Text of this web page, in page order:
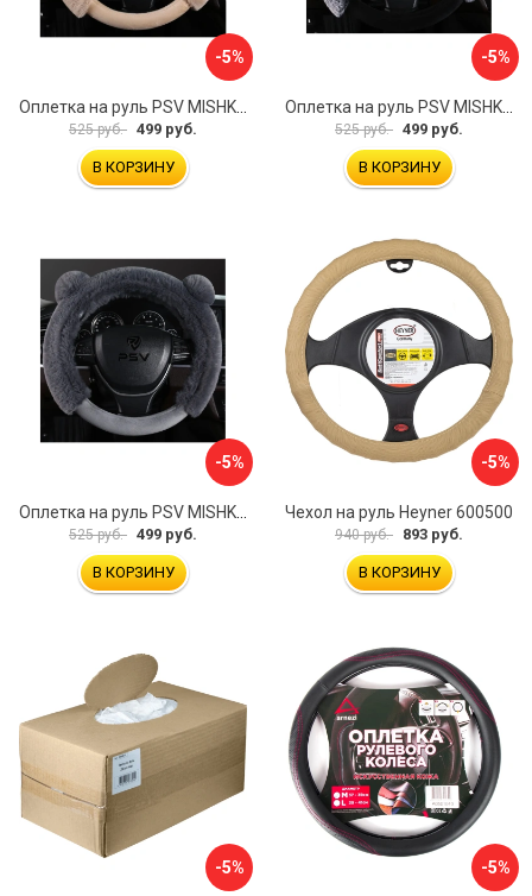
-5%
Оплетка на руль PSV MISHKA Premium 136099
525 руб. 499 руб.
В КОРЗИНУ
-5%
Оплетка на руль PSV MISHKA Premium 136095
525 руб. 499 руб.
В КОРЗИНУ
-5%
525 руб. 499 руб.
В КОРЗИНУ
-5%
Чехол на руль Heyner 600500
940 руб. 893 руб.
В КОРЗИНУ
-5% -5%